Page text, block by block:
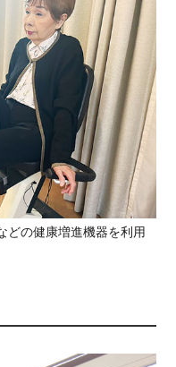
どの健康増進機器を利用